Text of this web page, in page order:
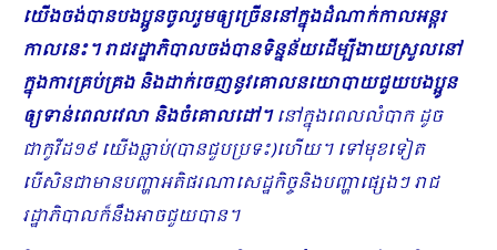
យើងចង់បានបងប្អូនចូលរួមឲ្យច្រើននៅក្នុងដំណាក់កាលអន្តរ​
កាលនេះ។ រាជរដ្ឋាភិបាលចង់បានទិន្នន័យដើម្បីងាយស្រួលនៅ
ក្នុងការគ្រប់គ្រង និងដាក់ចេញនូវគោលនយោបាយជួយបងប្អូន
ឲ្យទាន់ពេលវេលា និងចំគោលដៅ។នៅក្នុងពេលលំបាក ដូច
ជាកូវីដ១៩ យើងធ្លាប់(បានជួបប្រទះ)ហើយ។ ទៅមុខទៀត
បើសិនជាមានបញ្ហាអតិផរណាសេដ្ឋកិច្ចនិងបញ្ហាផ្សេងៗ រាជ
រដ្ឋាភិបាលក៏នឹងអាចជួយបាន។